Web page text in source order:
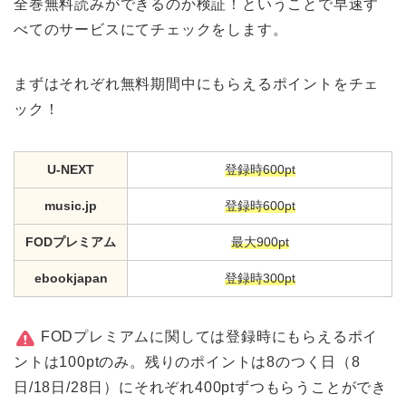
全巻無料読みができるのか検証！ということで早速す
べてのサービスにてチェックをします。
まずはそれぞれ無料期間中にもらえるポイントをチェ
ック！
U-NEXT 登録時600pt
music.jp 登録時600pt
FODプレミアム 最大900pt
ebookjapan 登録時300pt
FODプレミアムに関しては登録時にもらえるポイ
ントは100ptのみ。残りのポイントは8のつく日（8
日/18日/28日）にそれぞれ400ptずつもらうことができ